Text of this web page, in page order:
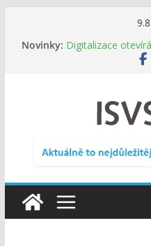
Novinky: Informace o
novou mobilní
Digitalizace
DIA: Stát poprvé
veřejnost do
DIA: Informační
(ISDŘ) je od
RVIS – Výbor pro